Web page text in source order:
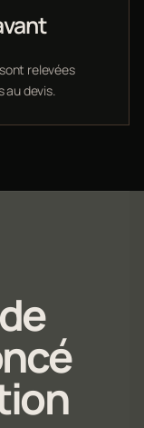
relevées
au devis.